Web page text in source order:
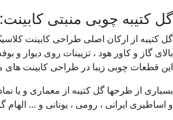
کتیبه چوبی منبتی کابینت:
کتیبه از ارکان اصلی طراحی کابینت کلاسیک
گاز و کاور هود ، تزیینات روی دیوار و
قطعات چوبی زیبا در طراحی کابینت های
از طرحها گل کتیبه از معماری و یا
ایرانی ، رومی ، یونانی و … الهام